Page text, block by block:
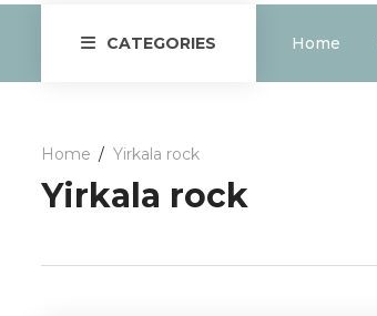
CATEGORIES Home
Home Yirkala rock
Yirkala rock